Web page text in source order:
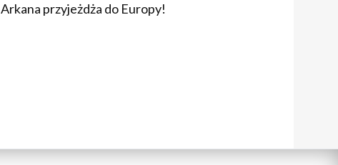
Arkana przyjeżdża do Europy!